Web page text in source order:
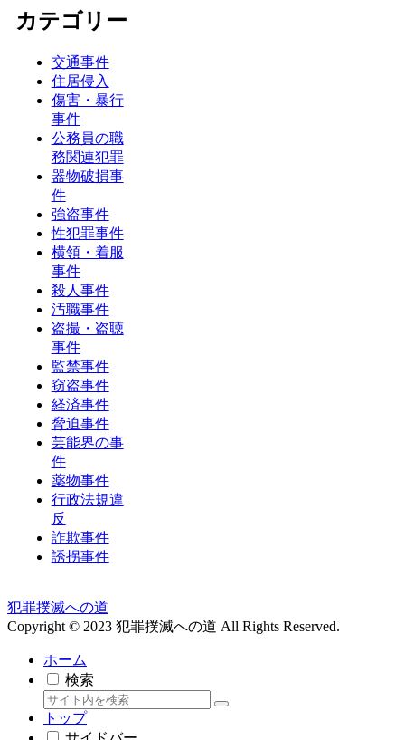
カテゴリー
交通事件
住居侵入
傷害・暴行
事件
公務員の職
務関連犯罪
器物破損事
件
強盗事件
性犯罪事件
横領・着服
事件
殺人事件
汚職事件
盗撮・盗聴
事件
監禁事件
窃盗事件
経済事件
脅迫事件
芸能界の事
件
薬物事件
行政法規違
反
詐欺事件
誘拐事件
犯罪撲滅への道
Copyright © 2023 犯罪撲滅への道 All Rights Reserved.
ホーム
検索
トップ